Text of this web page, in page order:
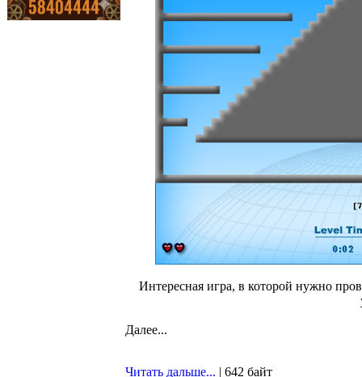
Интересная игра, в которой нужно
Далее...
Читать дальше... | 642 байт